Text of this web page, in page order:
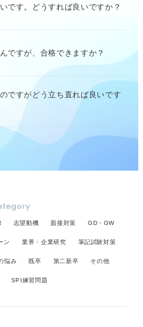
です。どうすれば良いですか？
ですが、合格できますか？
ですがどう立ち直れば良いです
志望動機 面接対策 GD・GW
ン 業界・企業研究 筆記試験対策
悩み 既卒 第二新卒 その他
SPI練習問題